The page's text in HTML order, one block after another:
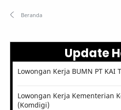
Update
Lowongan Kerja BUMN PT KAI
Lowongan Kerja Kementerian
(Komdigi)